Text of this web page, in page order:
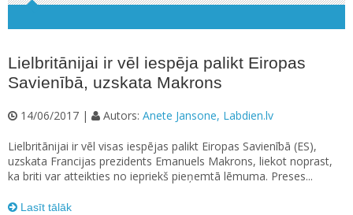
Lielbritānijai ir vēl iespēja palikt Eiropas
Savienībā, uzskata Makrons
14/06/2017 | Autors: Anete Jansone, Labdien.lv
Lielbritānijai ir vēl visas iespējas palikt Eiropas Savienībā (ES),
uzskata Francijas prezidents Emanuels Makrons, liekot noprast,
ka briti var atteikties no iepriekš pieņemtā lēmuma. Preses...
Lasīt tālāk